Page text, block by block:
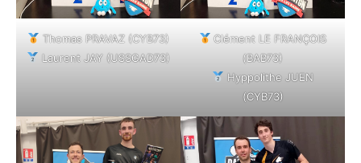
Thomas PRAVAZ (CYB73)
Laurent JAY (USSGAD73)
Clément LE FRANÇOIS
(BAB73)
Hyppolithe JUEN
(CYB73)